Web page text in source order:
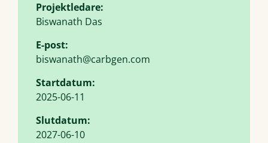
Projektledare:
Biswanath Das
E-post:
biswanath@carbgen.com
Startdatum:
2025-06-11
Slutdatum:
2027-06-10